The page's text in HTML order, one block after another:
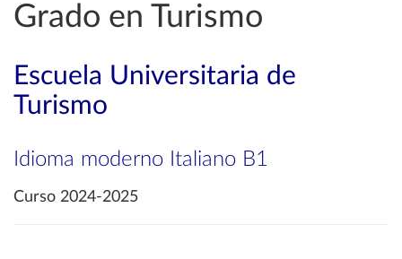
Grado en Turismo
Escuela Universitaria de
Turismo
Idioma moderno Italiano B1
Curso 2024-2025